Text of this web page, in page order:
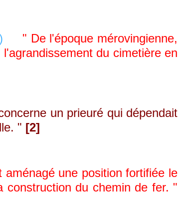
" De l'époque mérovingienne,
du cimetière en
un prieuré qui dépendait
" [2]
une position fortifiée le
construction du chemin de fer. "